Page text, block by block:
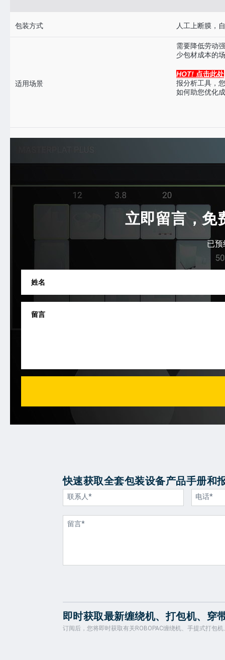
包装方式 人工上断膜，
适用场景
需要降低劳动
少包材成本的
HOT! 点击此处
报分析工具，
如何助您优化
立即留言，免
已预
快速获取全套包装设备产品手册和
即时获取最新缠绕机、打包机、穿
订阅后，您将即时获取有关ROBOPAC缠绕机、手提式打包